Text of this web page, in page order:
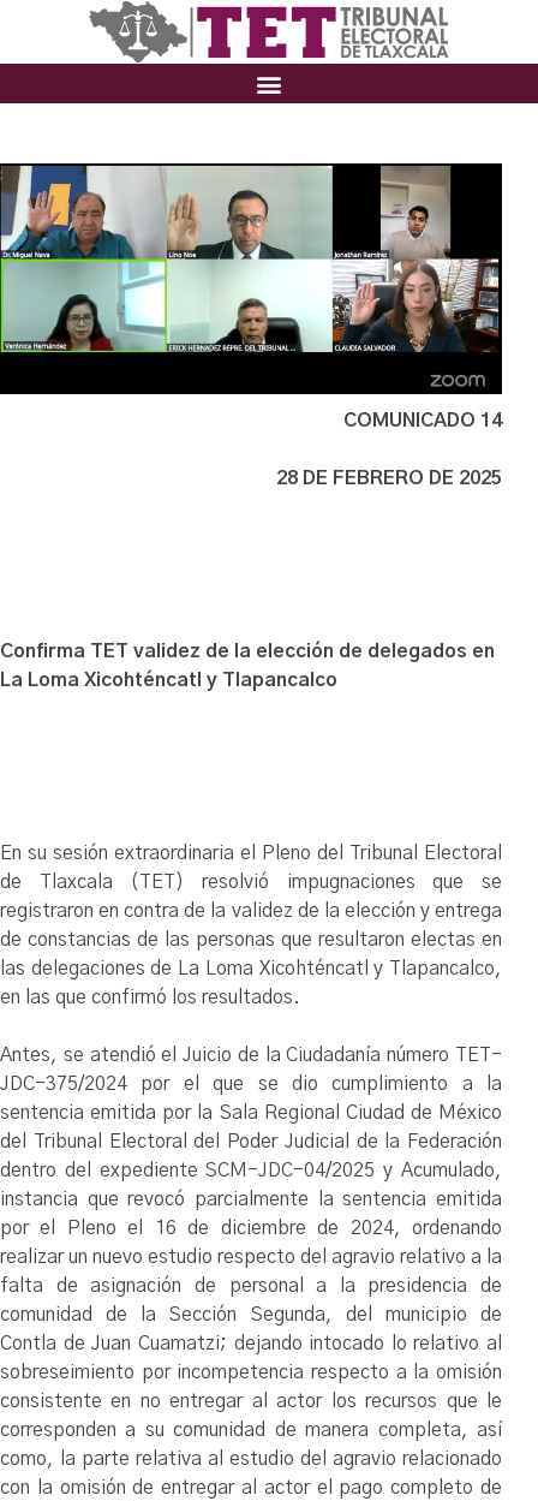
COMUNICADO 14
28 DE FEBRERO DE 2025
Confirma TET validez de la elección de delegados en
La Loma Xicohténcatl y Tlapancalco
En su sesión extraordinaria el Pleno del Tribunal Electoral
de Tlaxcala (TET) resolvió impugnaciones que se
registraron en contra de la validez de la elección y entrega
de constancias de las personas que resultaron electas en
las delegaciones de La Loma Xicohténcatl y Tlapancalco,
en las que confirmó los resultados.
Antes, se atendió el Juicio de la Ciudadanía número TET-
JDC-375/2024 por el que se dio cumplimiento a la
sentencia emitida por la Sala Regional Ciudad de México
del Tribunal Electoral del Poder Judicial de la Federación
dentro del expediente SCM-JDC-04/2025 y Acumulado,
instancia que revocó parcialmente la sentencia emitida
por el Pleno el 16 de diciembre de 2024, ordenando
realizar un nuevo estudio respecto del agravio relativo a la
falta de asignación de personal a la presidencia de
comunidad de la Sección Segunda, del municipio de
Contla de Juan Cuamatzi; dejando intocado lo relativo al
sobreseimiento por incompetencia respecto a la omisión
consistente en no entregar al actor los recursos que le
corresponden a su comunidad de manera completa, así
como, la parte relativa al estudio del agravio relacionado
con la omisión de entregar al actor el pago completo de